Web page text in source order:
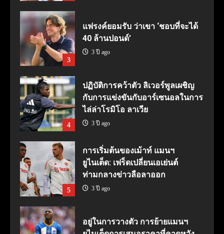
3
แฟรงค์ยอมรับ ว่าเขา ‘ชอบที่จะได้
40 ล้านปอนด์’
3 ปี ago
4
ปฏิบัติการคว้าตัว ลิเวอร์พูลเผชิญ
กับการแข่งขันกับอาร์เซนอลในการ
ไล่ล่าโรมิโอ ลาเวีย
3 ปี ago
5
การเริ่มต้นของเม้าท์ แมนฯ
ยูไนเต็ด: เฟร็ดเปลี่ยนเอเย่นต์
ท่ามกลางข่าวลือลาออก
3 ปี ago
อยู่ในการวางตัว การย้ายแมนฯ